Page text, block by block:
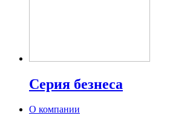
Серия безнеса
О компании